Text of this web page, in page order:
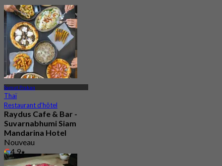
Samut Prakan
Thaï
Restaurant d'hôtel
Raydus Cafe & Bar -
Suvarnabhumi Siam
Mandarina Hotel
Nouveau
4.9
De฿ 396.66